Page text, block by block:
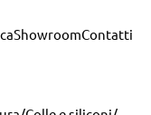
ShowroomContatti